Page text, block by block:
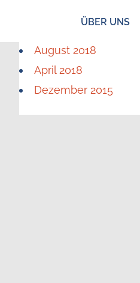
ÜBER UNS
August 2018
April 2018
Dezember 2015